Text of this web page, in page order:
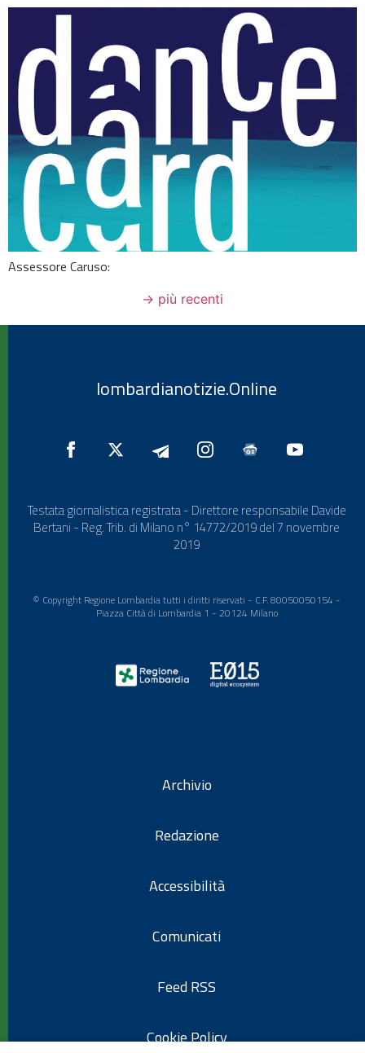
Assessore Caruso:
→ più recenti
lombardianotizie.Online
Testata giornalistica registrata - Direttore responsabile Davide
Bertani - Reg. Trib. di Milano n° 14772/2019 del 7 novembre
2019
© Copyright Regione Lombardia tutti i diritti riservati - C.F. 80050050154 -
Piazza Città di Lombardia 1 - 20124 Milano
Archivio
Redazione
Accessibilità
Comunicati
Feed RSS
Cookie Policy